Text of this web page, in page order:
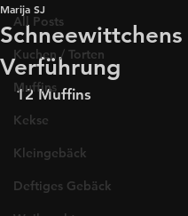
All Posts
Kuchen / Torten
Muffins
Kekse
Kleingebäck
Deftiges Gebäck
Schneewittchens
Verführung
Marija SJ
12 Muffins